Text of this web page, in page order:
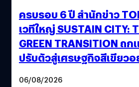
ครบรอบ 6 ปี สำนักข่าว
เวทีใหญ่ SUSTAIN CITY:
GREEN TRANSITION ถ
ปรับตัวสู่เศรษฐกิจสีเขียว
06/08/2026